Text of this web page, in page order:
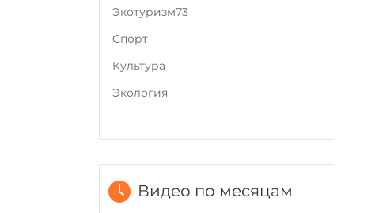
Видео по месяцам
Экотуризм73
Cпорт
Культура
Экология